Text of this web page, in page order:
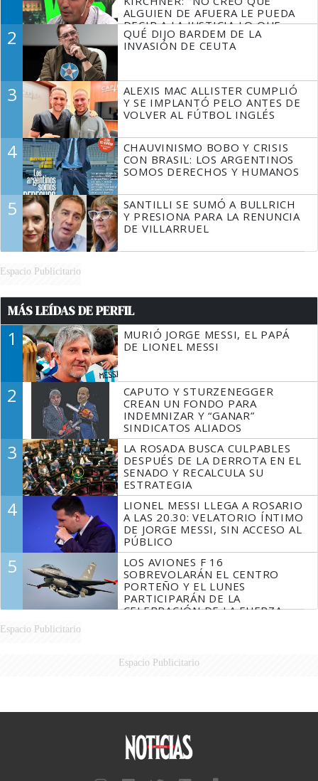
ALGUIEN DE AFUERA LE PUEDA
DECIR A LA JUSTICIA LO QUE
TIENE QUE HACER"
2
QUÉ DIJO BARDEM DE LA
INVASIÓN DE CEUTA
3
ALEXIS MAC ALLISTER CUMPLIÓ
Y SE IMPLANTÓ PELO ANTES DE
VOLVER AL FÚTBOL INGLÉS
4
CHAUVINISMO BOBO Y CRISIS
CON BRASIL: LOS ARGENTINOS
SOMOS DERECHOS Y HUMANOS
5
SANTILLI SE SUMÓ A BULLRICH
Y PRESIONA PARA LA RENUNCIA
DE VILLARRUEL
Espacio Publicitario
MÁS LEÍDAS DE PERFIL
1
MURIÓ JORGE MESSI, EL PAPÁ
DE LIONEL MESSI
2
CAPUTO Y STURZENEGGER
CREAN UN FONDO PARA
INDEMNIZAR Y “GANAR”
SINDICATOS ALIADOS
3
LA ROSADA BUSCA CULPABLES
DESPUÉS DE LA DERROTA EN EL
SENADO Y RECALCULA SU
ESTRATEGIA
4
LIONEL MESSI LLEGA A ROSARIO
A LAS 20.30: VELATORIO ÍNTIMO
DE JORGE MESSI, SIN ACCESO AL
PÚBLICO
5
LOS AVIONES F 16
SOBREVOLARÁN EL CENTRO
PORTEÑO Y EL LUNES
PARTICIPARÁN DE LA
CELEBRACIÓN DE LA FUERZA
Espacio Publicitario
Espacio Publicitario